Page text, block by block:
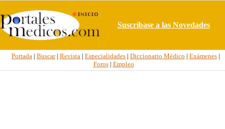
Suscríbase a las Novedades
Portada | Buscar| Revista | Especialidades | Diccionario Médico | Exámenes |
Foros| Empleo